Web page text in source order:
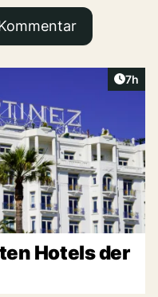
7h
Hotels der